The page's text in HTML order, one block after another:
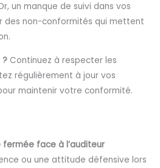
un manque de suivi dans vos
des non-conformités qui mettent
? Continuez à respecter les
régulièrement à jour vos
maintenir votre conformité.
face à l’auditeur
ou une attitude défensive lors